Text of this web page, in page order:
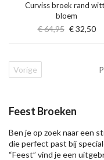
Curviss broek rand
bloem
€ 64,95 € 32,50
Vorige
Feest Broeken
Ben je op zoek naar een
die perfect past bij
“Feest” vind je een